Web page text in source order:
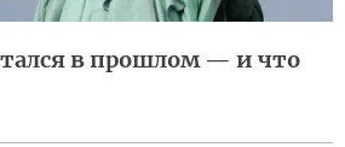
в прошлом — и что